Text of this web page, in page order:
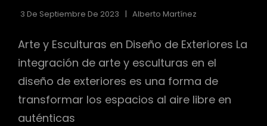
3 De Septiembre De 2023 Alberto Martínez
Arte y Esculturas en Diseño de Exteriores La
integración de arte y esculturas en el
diseño de exteriores es una forma de
transformar los espacios al aire libre en
auténticas